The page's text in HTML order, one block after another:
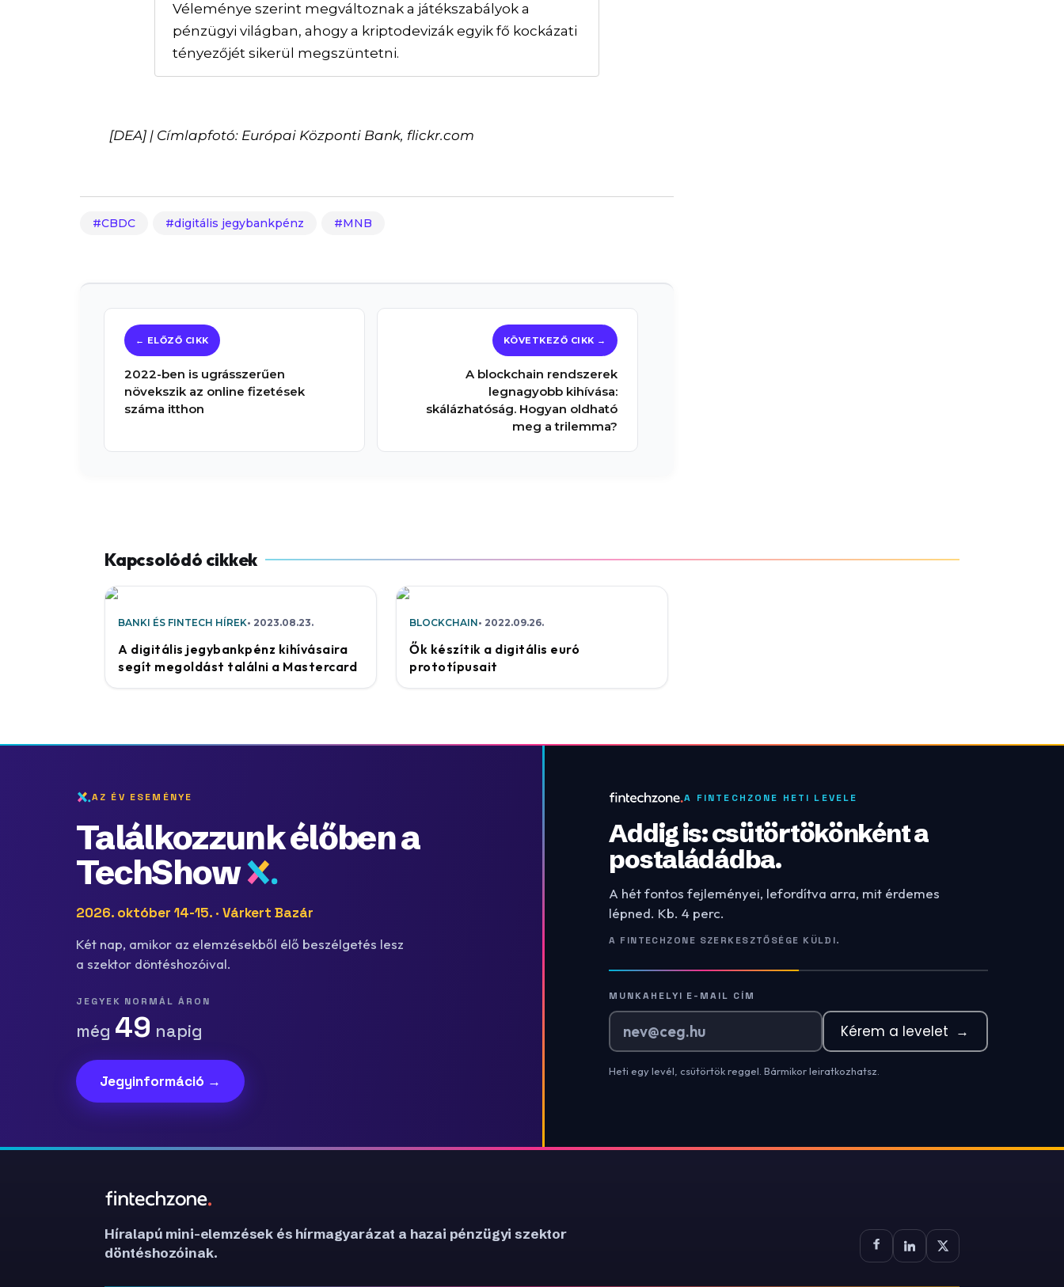
Véleménye szerint megváltoznak a játékszabályok a
pénzügyi világban, ahogy a kriptodevizák egyik fő kockázati
tényezőjét sikerül megszüntetni.
[DEA] | Címlapfotó: Európai Központi Bank, flickr.com
CBDC digitális jegybankpénz MNB
2022-ben is ugrásszerűen
növekszik az online fizetések
száma itthon
A blockchain rendszerek
legnagyobb kihívása:
skálázhatóság. Hogyan oldható
meg a trilemma?
BANKI ÉS FINTECH HÍREK 2023.08.23.
A digitális jegybankpénz kihívásaira
segít megoldást találni a Mastercard
BLOCKCHAIN 2022.09.26.
Ők készítik a digitális euró
prototípusait
AZ ÉV ESEMÉNYE
Találkozzunk élőben a
TechShow
2026. október 14-15. · Várkert Bazár
Két nap, amikor az elemzésekből élő beszélgetés lesz
a szektor döntéshozóival.
JEGYEK NORMÁL ÁRON
még 49 napig
Jegyinformáció →
A FINTECHZONE HETI LEVELE
Addig is: csütörtökönként a
postaládádba.
A hét fontos fejleményei, lefordítva arra, mit érdemes
lépned. Kb. 4 perc.
A FINTECHZONE SZERKESZTŐSÉGE KÜLDI.
MUNKAHELYI E-MAIL CÍM
Kérem a levelet →
Heti egy levél, csütörtök reggel. Bármikor leiratkozhatsz.
Híralapú mini-elemzések és hírmagyarázat a hazai pénzügyi szektor
döntéshozóinak.